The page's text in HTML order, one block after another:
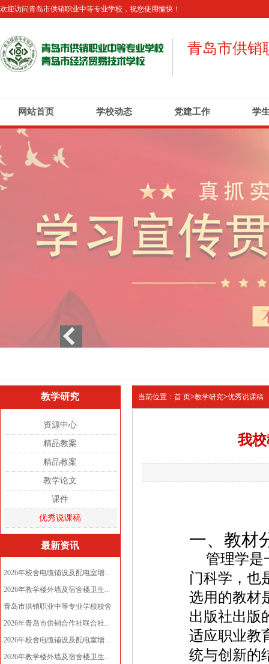
欢迎访问青岛市供销职业中等专业学校，祝您使用愉快！
青岛市供销
网站首页 学校动态 党建工作 学
教学研究
资源中心
精品教案
精品教案
教学论文
课件
优秀说课稿
最新资讯
2026年校舍电缆铺设及配电室增...
2026年教学楼外墙及宿舍楼卫生...
青岛市供销职业中等专业学校校舍
电...
2026年青岛市供销合作社联合社...
2026年校舍电缆铺设及配电室增...
2026年教学楼外墙及宿舍楼卫生...
当前位置： 首 页>教学研究>优秀说课稿
我
一、教材
管理学是
门科学，也
选用的教材
出版社出版
适应职业教
统与创新的